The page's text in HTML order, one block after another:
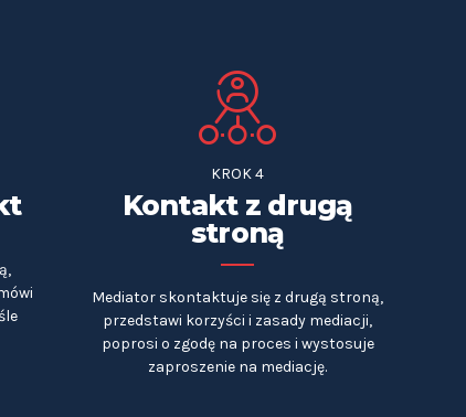
KROK 4
Kontakt z drugą
stroną
Mediator skontaktuje się z drugą stroną,
przedstawi korzyści i zasady mediacji,
poprosi o zgodę na proces i wystosuje
zaproszenie na mediację.